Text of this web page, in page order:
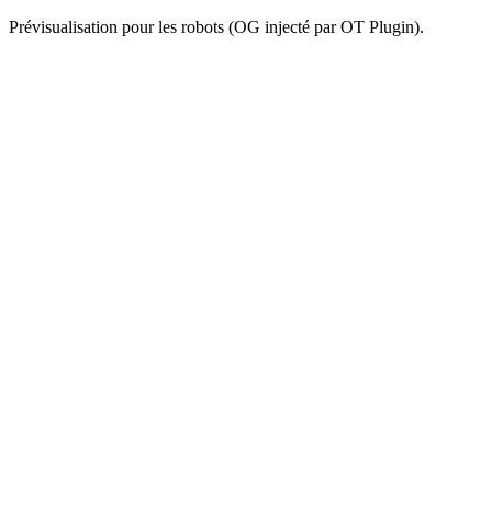
Prévisualisation pour les robots (OG injecté par OT Plugin).